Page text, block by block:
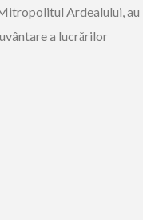
Ardealului, au
a lucrărilor